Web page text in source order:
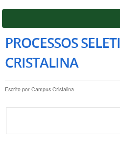
PROCESSOS
CRISTALINA
Escrito por Campus Cristalina